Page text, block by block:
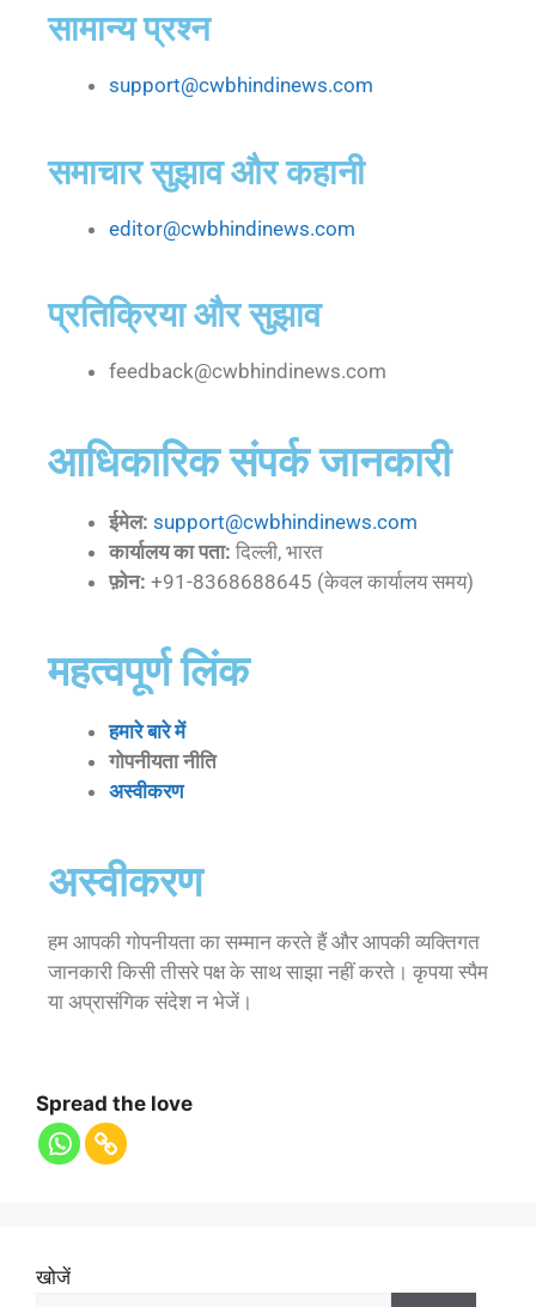
सामान्य प्रश्न
support@cwbhindinews.com
समाचार सुझाव और कहानी
editor@cwbhindinews.com
प्रतिक्रिया और सुझाव
feedback@cwbhindinews.com
आधिकारिक संपर्क जानकारी
ईमेल: support@cwbhindinews.com
कार्यालय का पता: दिल्ली, भारत
फ़ोन: +91-8368688645 (केवल कार्यालय समय)
महत्वपूर्ण लिंक
हमारे बारे में
गोपनीयता नीति
अस्वीकरण
अस्वीकरण
हम आपकी गोपनीयता का सम्मान करते हैं और आपकी व्यक्तिगत
जानकारी किसी तीसरे पक्ष के साथ साझा नहीं करते। कृपया स्पैम
या अप्रासंगिक संदेश न भेजें।
Spread the love
खोजें